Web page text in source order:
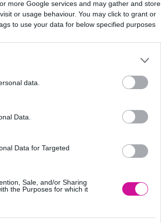
more Google services and may gather and store
or usage behaviour. You may click to grant or
to use your data for below specified purposes
data.
Data.
Data for Targeted
Sale, and/or Sharing
the Purposes for which it
είναι όμως απαραίτητο
για να έχετε ενέργεια
υγρών, κινδυνεύετε
περιπτώσεις από
διαστήματα. Αυτό
να κάνετε συχνά
αυξάνετε την αντοχή
2 φορές την εβδομάδα για
θα διαπιστώσετε ότι